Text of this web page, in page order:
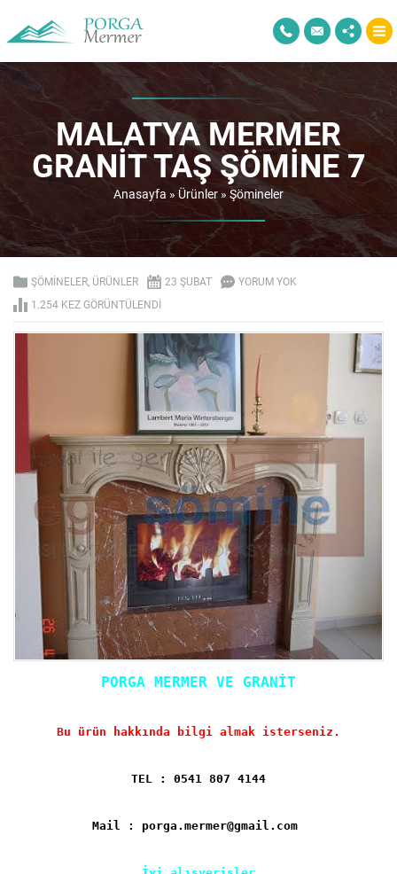
MALATYA MERMER
GRANIT TAŞ ŞÖMINE 7
Anasayfa » Ürünler »Şömineler
ŞÖMINELER ÜRÜNLER 23 ŞUBAT
YORUM YOK
1.254 KEZ GÖRÜNTÜLENDI
PORGA MERMER VE GRANİT
Bu ürün hakkında bilgi almak isterseniz.
TEL : 0541 807 4144
Mail : porga.mermer@gmail.com